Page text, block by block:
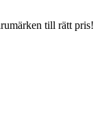
till rätt pris!